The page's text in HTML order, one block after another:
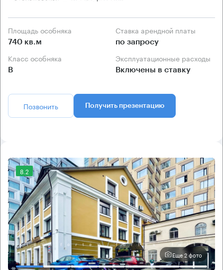
Площадь особняка
740 кв.м
Ставка арендной платы
по запросу
Класс особняка
B
Эксплуатационные расходы
Включены в ставку
Позвонить Получить презентацию
8.2
Еще 2 фото